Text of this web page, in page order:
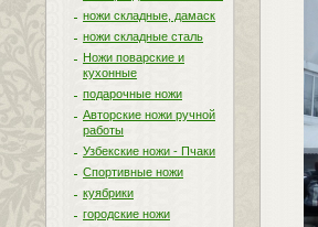
ножи складные, дамаск
ножи складные сталь
Ножи поварские и
кухонные
подарочные ножи
Авторские ножи ручной
работы
Узбекские ножи - Пчаки
Спортивные ножи
куябрики
городские ножи